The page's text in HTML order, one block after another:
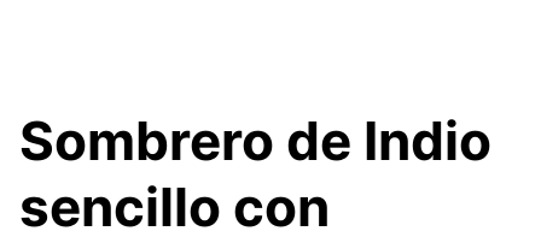
Sombrero de Indio
sencillo con